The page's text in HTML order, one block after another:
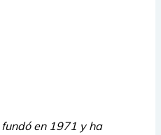
en 1971 y ha